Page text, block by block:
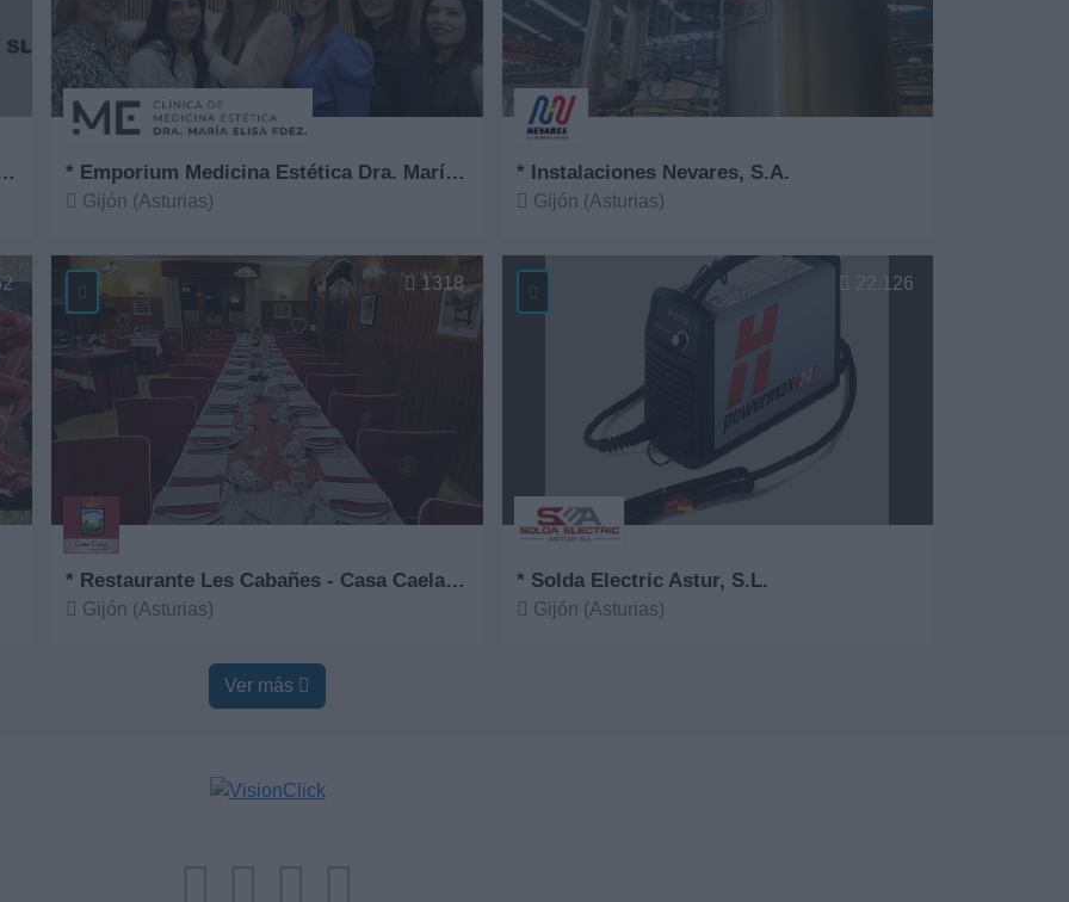
Serigráfica del Norte * Emporium Medicina Estética Dra. María Elisa Fernández
Gijón (Asturias)
Ver más
* Instalaciones Nevares, S.A.
Gijón (Asturias)
Ver más
* Restaurante Les Cabañes - Casa Caela desde 1967
Gijón (Asturias)
1318
* Solda Electric Astur, S.L.
Gijón (Asturias)
22.126
Ver más